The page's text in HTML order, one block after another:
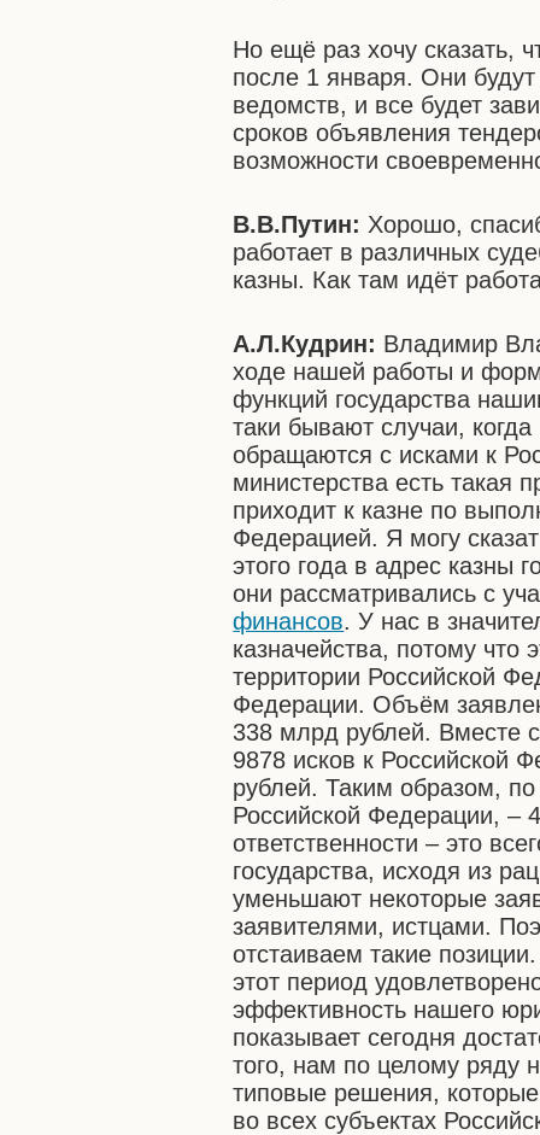
Но ещё раз хочу сказать,
после 1 января. Они
ведомств, и все будет
сроков объявления
возможности
В.В.Путин: Хорошо,
работает в различных
казны. Как там идёт
А.Л.Кудрин: Владимир
ходе нашей работы и
функций государства
таки бывают случаи,
обращаются с исками к
министерства есть такая
приходит к казне по
Федерацией. Я могу
этого года в адрес казны
они рассматривались с
финансов. У нас в
казначейства, потому что
территории Российской
Федерации. Объём
338 млрд рублей. Вместе
9878 исков к Российской
рублей. Таким образом,
Российской Федерации, –
ответственности – это
государства, исходя из
уменьшают некоторые
заявителями, истцами.
отстаиваем такие
этот период
эффективность нашего
показывает сегодня
того, нам по целому ряду
типовые решения,
во всех субъектах